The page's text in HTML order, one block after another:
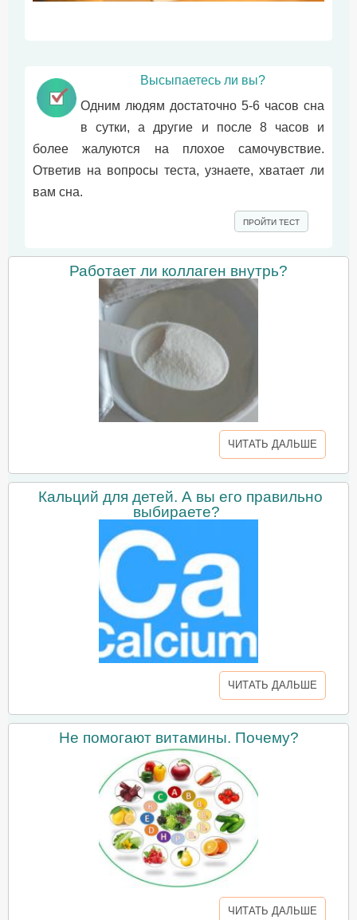
Высыпаетесь ли вы?
Одним людям достаточно 5-6 часов сна
в сутки, а другие и после 8 часов и
более жалуются на плохое самочувствие.
Ответив на вопросы теста, узнаете, хватает ли
вам сна.
ПРОЙТИ ТЕСТ
Работает ли коллаген внутрь?
ЧИТАТЬ ДАЛЬШЕ
Кальций для детей. А вы его правильно
выбираете?
ЧИТАТЬ ДАЛЬШЕ
Не помогают витамины. Почему?
ЧИТАТЬ ДАЛЬШЕ